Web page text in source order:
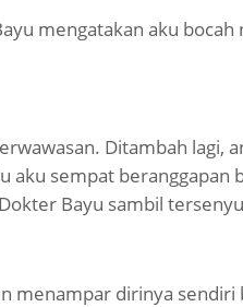
mengatakan aku
Ditambah lagi,
aku sempat
Bayu sambil
menampar dirinya sendiri